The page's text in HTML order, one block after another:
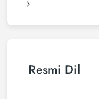
Resmi Dil